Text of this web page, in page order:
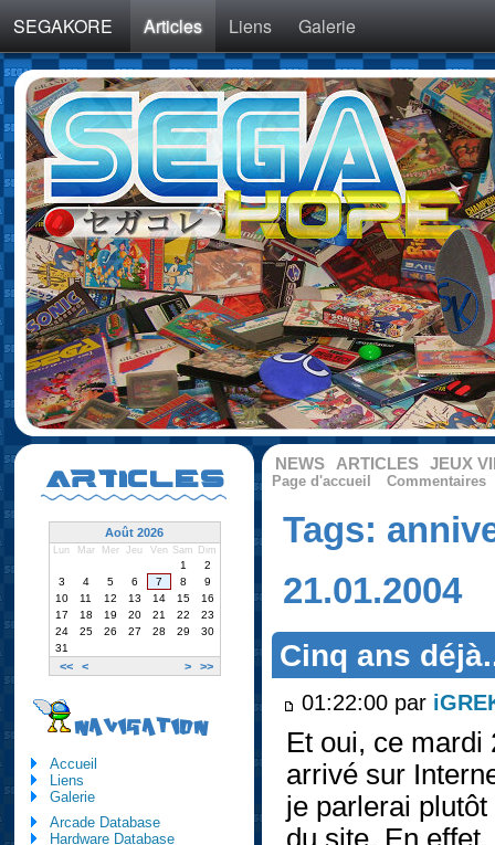
SEGAKORE Articles Liens Galerie
NEWS ARTICLES JEUX
Page d'accueil Commentaires
Tags:
21.01.2004
Cinq ans
01:22:00 par
Et oui, ce mardi
arrivé sur
je parlerai
du site. En
ARTICLES
Août 2026
Lun Mar Mer Jeu Ven Sam Dim
<< < > >>
1
2
3
4 5 6 7 8
9
10
11 12 13 14 15
16
17
18 19 20 21 22
23
24
25 26 27 28 29
30
31
NAVIGATION
Accueil
Liens
Galerie
Arcade Database
Hardware Database